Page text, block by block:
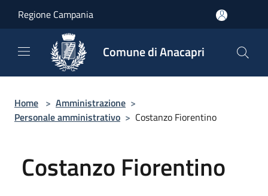
Regione Campania
Comune di Anacapri
Home > Amministrazione >
Personale amministrativo > Costanzo Fiorentino
Costanzo Fiorentino